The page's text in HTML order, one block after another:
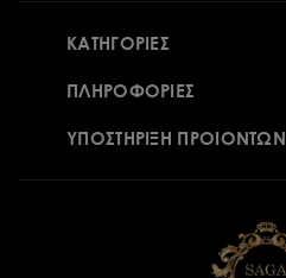
ΚΑΤΗΓΟΡΙΕΣ
ΠΛΗΡΟΦΟΡΙΕΣ
ΥΠΟΣΤΗΡΙΞΗ ΠΡΟΙΟΝΤΩΝ